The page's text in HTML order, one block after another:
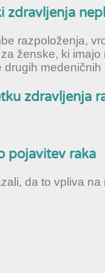
zdravljenja
razpoloženja,
ženske, ki imajo
drugih
zdravljenja
pojavitev raka
da to vpliva